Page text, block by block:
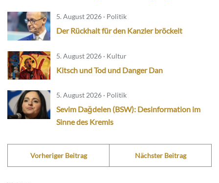
5. August 2026 · Politik
Der Rückhalt für den Kanzler bröckelt
5. August 2026 · Kultur
Kitsch und Tod und Danger Dan
5. August 2026 · Politik
Sevim Dağdelen (BSW): Desinformation im
Sinne des Kremls
Vorheriger Beitrag Nächster Beitrag